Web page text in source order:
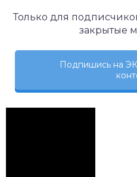
Только для
закрытые
Подпишись на